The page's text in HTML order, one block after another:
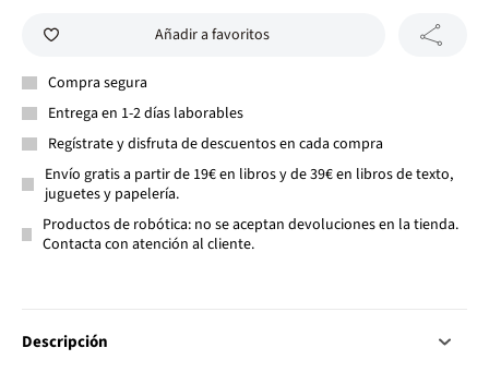
Añadir a favoritos
Compra segura
Entrega en 1-2 días laborables
Regístrate y disfruta de descuentos en cada compra
Envío gratis a partir de 19€ en libros y de 39€ en libros de texto,
juguetes y papelería.
Productos de robótica: no se aceptan devoluciones en la tienda.
Contacta con atención al cliente.
Descripción